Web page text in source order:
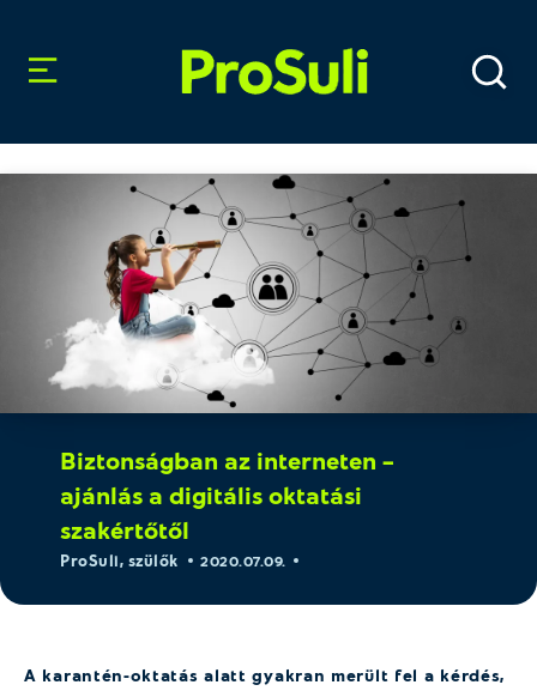
Biztonságban az interneten –
ajánlás a digitális oktatási
szakértőtől
ProSuli, szülők 2020.07.09.
A karantén-oktatás alatt gyakran merült fel a kérdés,